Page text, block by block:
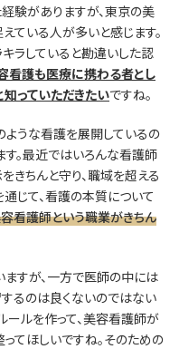
験がありますが、東京の美
ている人が多いと感じます。
ラしていると勘違いした認
看護も医療に携わる者とし
知っていただきたいですね。
うな看護を展開しているの
す。最近ではいろんな看護師
きちんと守り、職域を超える
じて、看護の本質について
看護師という職業がきちん
すが、一方で医師の中には
るのは良くないのではない
ールを作って、美容看護師が
てほしいですね。そのための